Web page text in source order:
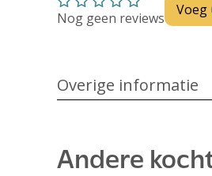
Nog geen reviews Voeg
Overige informatie
Andere